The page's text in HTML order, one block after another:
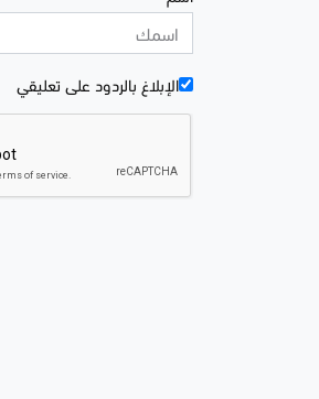
الإبلاغ بالردود علی تعليقي